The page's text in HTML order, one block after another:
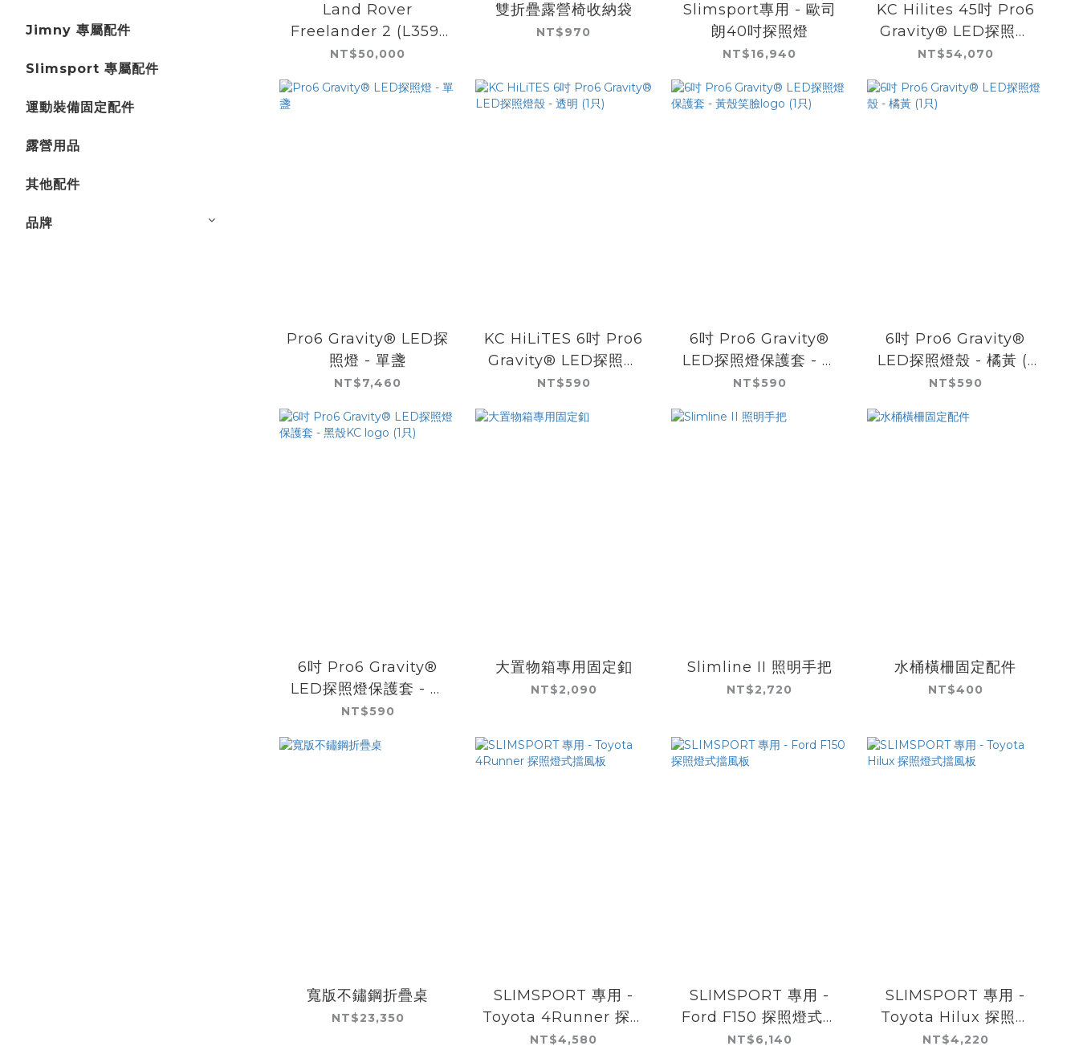
Jimny 專屬配件
Slimsport 專屬配件
運動裝備固定配件
露營用品
其他配件
品牌
Land Rover
Freelander 2 (L359)
(2007-2014)
RACK KIT
NT$50,000
雙折疊露營椅收納袋
NT$970
Slimsport專用 - 歐司
朗40吋探照燈
NT$16,940
KC Hilites 45吋 Pro6
Gravity® LED探照排
燈 - 7盞共140W
NT$54,070
Pro6 Gravity® LED探
照燈 - 單盞
NT$7,460
KC HiLiTES 6吋 Pro6
Gravity® LED探照燈
殼 - 透明 (1只)
NT$590
6吋 Pro6 Gravity®
LED探照燈保護套 - 黃
殼笑臉logo (1只)
NT$590
6吋 Pro6 Gravity®
LED探照燈殼 - 橘黃 (1
只)
NT$590
6吋 Pro6 Gravity®
LED探照燈保護套 - 黑
殼KC logo (1只)
NT$590
大置物箱專用固定釦
NT$2,090
Slimline II 照明手把
NT$2,720
水桶橫柵固定配件
NT$400
寬版不鏽鋼折疊桌
NT$23,350
SLIMSPORT 專用 -
Toyota 4Runner 探照
燈式擋風板
NT$4,580
SLIMSPORT 專用 -
Ford F150 探照燈式擋
風板
NT$6,140
SLIMSPORT 專用 -
Toyota Hilux 探照燈
式擋風板
NT$4,220